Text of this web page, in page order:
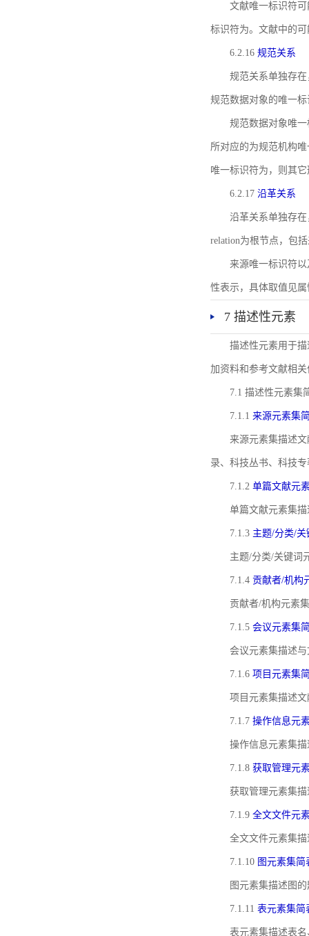
文献唯一标识符
标识符为。文献中的
6.2.16 规范关系
规范关系单独存
规范数据对象的唯一
规范数据对象唯一
所对应的为规范机构
唯一标识符为，则其
6.2.17 沿革关系
沿革关系单独存
relation为根节点，包
来源唯一标识符以
性表示，具体取值见属
7 描述性元素
描述性元素用于
加资料和参考文献相
7.1 描述性元素集
7.1.1 来源元素集
来源元素集描述
录、科技丛书、科技
7.1.2 单篇文献元
单篇文献元素集
7.1.3 主题/分类/
主题/分类/关键词
7.1.4 贡献者/机构
贡献者/机构元素
7.1.5 会议元素集
会议元素集描述
7.1.6 项目元素集
项目元素集描述
7.1.7 操作信息元
操作信息元素集
7.1.8 获取管理元
获取管理元素集
7.1.9 全文文件元
全文文件元素集
7.1.10 图元素集简
图元素集描述图
7.1.11 表元素集简
表元素集描述表